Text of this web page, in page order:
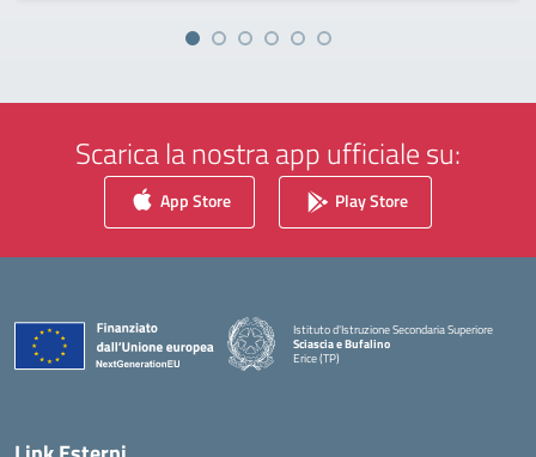
Scarica la nostra app ufficiale su:
App Store Play Store
Istituto d'Istruzione Secondaria Superiore
Sciascia e Bufalino
Erice (TP)